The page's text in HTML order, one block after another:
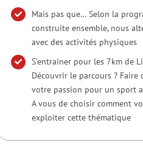
Mais pas que… Selon la
construite ensemble, nous
avec des activités physiques
S’entrainer pour les 7km de
Découvrir le parcours ? Faire
votre passion pour un sport
A vous de choisir comment
exploiter cette thématique